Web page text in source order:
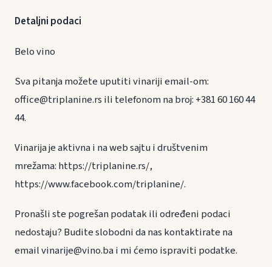
Detaljni podaci
Belo vino
Sva pitanja možete uputiti vinariji email-om:
office@triplanine.rs ili telefonom na broj: +381 60 160 44
44.
Vinarija je aktivna i na web sajtu i društvenim
mrežama: https://triplanine.rs/,
https://www.facebook.com/triplanine/.
Pronašli ste pogrešan podatak ili određeni podaci
nedostaju? Budite slobodni da nas kontaktirate na
email vinarije@vino.ba i mi ćemo ispraviti podatke.